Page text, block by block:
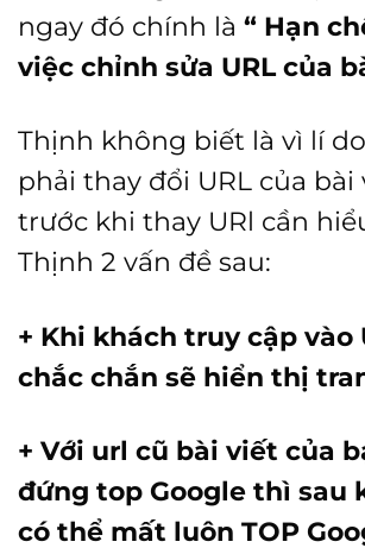
ngay đó chính là “ Hạn
việc chỉnh sửa URL của
Thịnh không biết là vì lí
phải thay đổi URL của
trước khi thay URl cần
Thịnh 2 vấn đề sau:
+ Khi khách truy cập vào
chắc chắn sẽ hiển thị
+ Với url cũ bài viết của
đứng top Google thì sau
có thể mất luôn TOP